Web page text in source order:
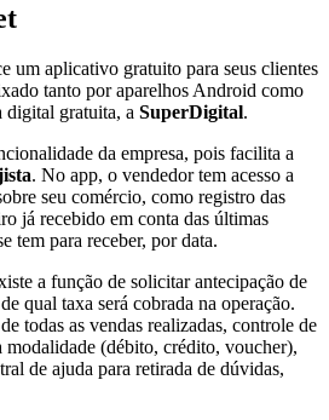
um aplicativo gratuito para seus clientes
tanto por aparelhos Android como
digital gratuita, a SuperDigital.
da empresa, pois facilita a
. No app, o vendedor tem acesso a
seu comércio, como registro das
já recebido em conta das últimas
tem para receber, por data.
a função de solicitar antecipação de
qual taxa será cobrada na operação.
todas as vendas realizadas, controle de
modalidade (débito, crédito, voucher),
de ajuda para retirada de dúvidas,